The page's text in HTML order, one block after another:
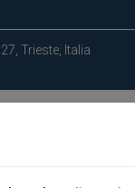
Trieste, Italia